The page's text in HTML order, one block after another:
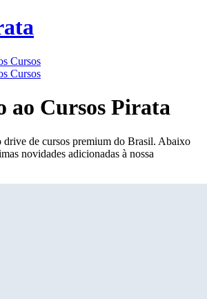
Cursos
Cursos
ao Cursos Pirata
drive de cursos premium do Brasil. Abaixo
novidades adicionadas à nossa